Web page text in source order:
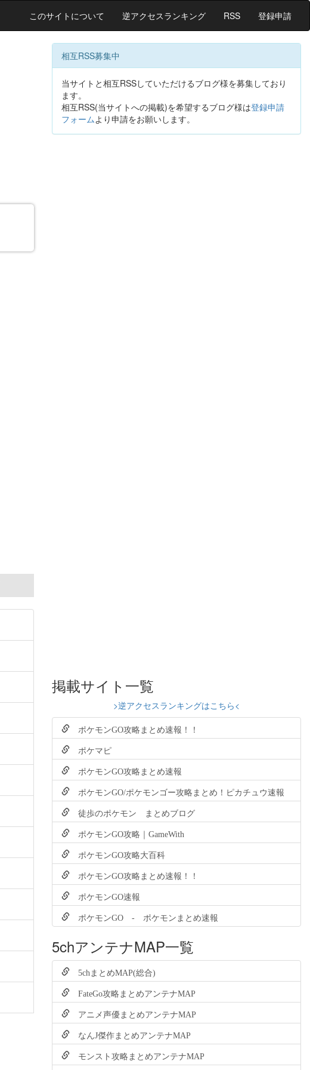
このサイトについて 逆アクセスランキング RSS 登録申請
相互RSS募集中
当サイトと相互RSSしていただけるブログ様を募集しており
ます。
相互RSS(当サイトへの掲載)を希望するブログ様は登録申請
フォームより申請をお願いします。
掲載サイト一覧
>逆アクセスランキングはこちら<
ポケモンGO攻略まとめ速報！！
ポケマピ
ポケモンGO攻略まとめ速報
ポケモンGO/ポケモンゴー攻略まとめ！ピカチュウ速報
徒歩のポケモン まとめブログ
ポケモンGO攻略｜GameWith
ポケモンGO攻略大百科
ポケモンGO攻略まとめ速報！！
ポケモンGO速報
ポケモンGO - ポケモンまとめ速報
5chアンテナMAP一覧
5chまとめMAP(総合)
FateGo攻略まとめアンテナMAP
アニメ声優まとめアンテナMAP
なんJ傑作まとめアンテナMAP
モンスト攻略まとめアンテナMAP